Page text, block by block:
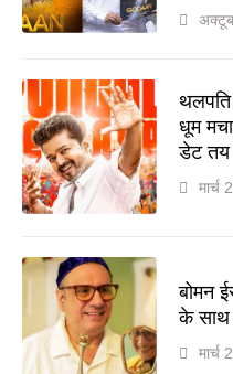
धूम
डेट तय
मार्च
बोमन
के साथ
मार्च